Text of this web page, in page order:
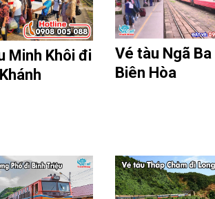
Minh Khôi đi
Vé tàu Ngã
Biên Hòa